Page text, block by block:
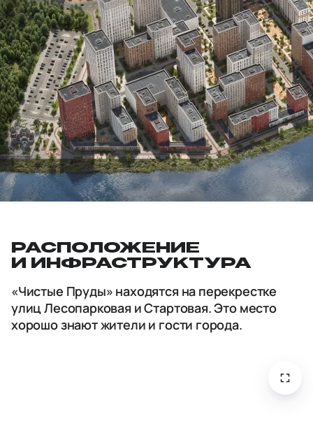
РАСПОЛОЖЕНИЕ
И ИНФРАСТРУКТУРА
«Чистые Пруды» находятся на перекрестке
улиц Лесопарковая и Стартовая. Это место
хорошо знают жители и гости города.